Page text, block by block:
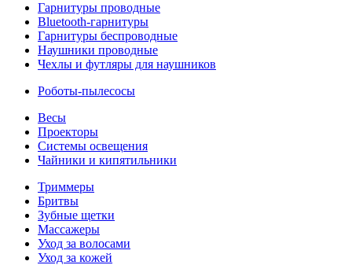
Гарнитуры проводные
Bluetooth-гарнитуры
Гарнитуры беспроводные
Наушники проводные
Чехлы и футляры для наушников
Роботы-пылесосы
Весы
Проекторы
Системы освещения
Чайники и кипятильники
Триммеры
Бритвы
Зубные щетки
Массажеры
Уход за волосами
Уход за кожей